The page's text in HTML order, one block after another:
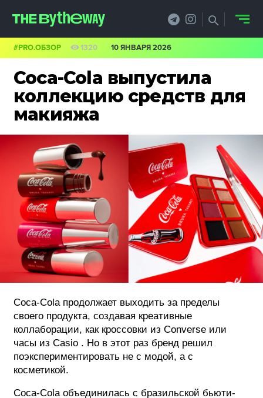
Coca-Cola выпустила
коллекцию средств для
макияжа
#PRO.ОБЗОР 1320 10 ЯНВАРЯ 2026
Coca-Cola продолжает выходить за пределы
своего продукта, создавая креативные
коллаборации, как кроссовки из Converse или
часы из Casio . Но в этот раз бренд решил
поэкспериментировать не с модой, а с
косметикой.
Coca-Cola объединилась с бразильской бьюти-
PRO.ОБЗОР
ФИЛОСОФИЯ
КРЕАТИВА
БИЗНЕС И
ТЕХНОЛОГИИ
ФЕСТИВАЛИ
ФОТОГРАФИЯ
ТИПОГРАФИКА
ИСТОРИИ БРЕНДОВ